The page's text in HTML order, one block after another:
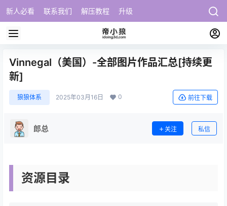
新人必看 联系我们 解压教程 升级
Vinnegal（美国）-全部图片作品汇总[持续更
新]
狼狼体系 2025年03月16日 0 前往下载
郎总 关注 私信
资源目录